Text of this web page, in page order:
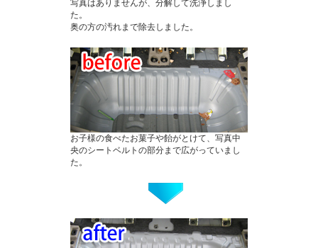
写真はありませんが、分解して洗浄しまし
た。
奥の方の汚れまで除去しました。
お子様の食べたお菓子や飴がとけて、写真中
央のシートベルトの部分まで広がっていまし
た。